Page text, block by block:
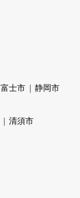
富士市
静岡市
清須市